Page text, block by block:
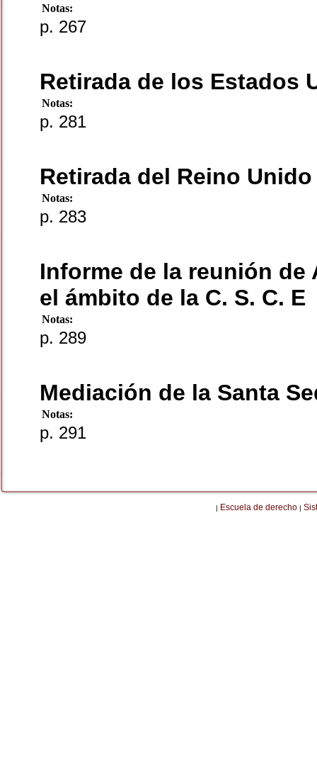
Notas:
p. 267
Retirada de los Estados
Notas:
p. 281
Retirada del Reino Unido
Notas:
p. 283
Informe de la reunión
el ámbito de la C. S. C. E
Notas:
p. 289
Mediación de la Santa
Notas:
p. 291
| Escuela de derecho |